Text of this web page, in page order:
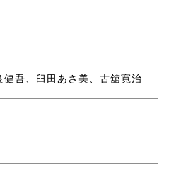
吾、臼田あさ美、古舘寛治